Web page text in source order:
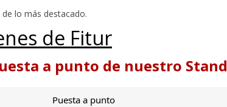
de lo más destacado.
de Fitur
a punto de nuestro Stand
Puesta a punto